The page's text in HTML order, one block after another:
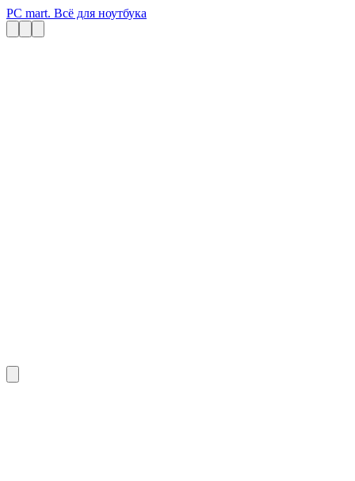
PC mart. Всё для ноутбука